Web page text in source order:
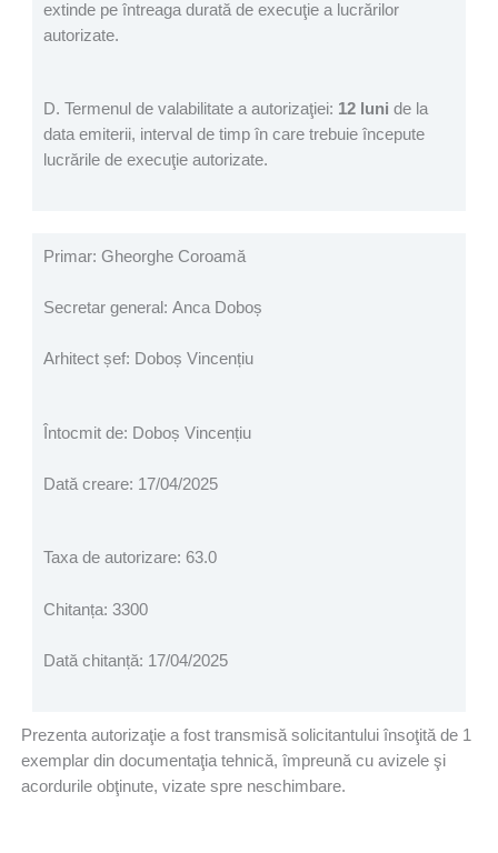
extinde pe întreaga durată de execuţie a lucrărilor
autorizate.
D. Termenul de valabilitate a autorizaţiei: 12 luni de la
data emiterii, interval de timp în care trebuie începute
lucrările de execuţie autorizate.
Primar: Gheorghe Coroamă
Secretar general: Anca Doboș
Arhitect șef: Doboș Vincențiu
Întocmit de: Doboș Vincențiu
Dată creare: 17/04/2025
Taxa de autorizare: 63.0
Chitanța: 3300
Dată chitanță: 17/04/2025
Prezenta autorizaţie a fost transmisă solicitantului însoţită de 1
exemplar din documentaţia tehnică, împreună cu avizele şi
acordurile obţinute, vizate spre neschimbare.